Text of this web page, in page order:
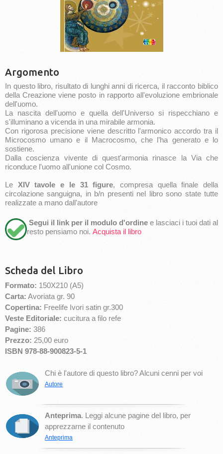
Argomento
In questo libro, risultato di lunghi anni di ricerca, il racconto biblico
della Creazione viene posto in rapporto all'evoluzione embrionale
dell'uomo.
La nascita dell'uomo e quella dell'Universo si rispecchiano e
s'illuminano a vicenda in una mirabile armonia.
Con rigorosa precisione viene descritto l'armonico accordo tra il
Microcosmo umano e il Macrocosmo, che l’ha generato e lo
sostiene.
Dalla coscienza vivente di quest'armonia rinasce la Via che
riconduce l'uomo all'unione col Cosmo.
Le XIV tavole e le 31 figure, compresa quella finale della
circolazione sanguigna, in b/n presenti nel libro sono state tutte
realizzate a mano dall'autore
Segui il link per il modulo d'ordine e lasciaci i tuoi dati al
resto pensiamo noi. Acquista il libro
Scheda del Libro
Formato: 150X210 (A5)
Carta: Avoriata gr. 90
Copertina: Freelife Ivori satin gr.300
Veste Editoriale: cucitura a filo refe
Pagine: 386
Prezzo: 25,00 euro
ISBN 978-88-900823-5-1
Chi è l'autore di questo libro? Alcuni cenni per voi
Autore
Anteprima. Leggi alcune pagine del libro, per
apprezzarne il contenuto
Anteprima